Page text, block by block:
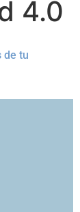
4.0
de tu